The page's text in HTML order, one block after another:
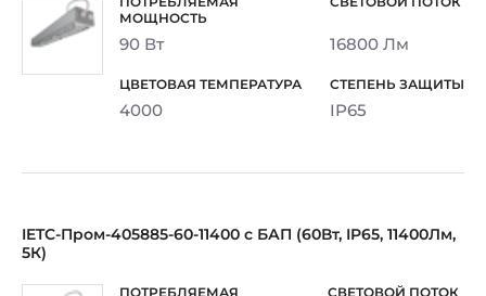
90 Вт 16800 Лм
4000 IP65
IETC-Пром-405885-60-11400 с БАП (60Вт, IP65, 11400Лм,
5К)